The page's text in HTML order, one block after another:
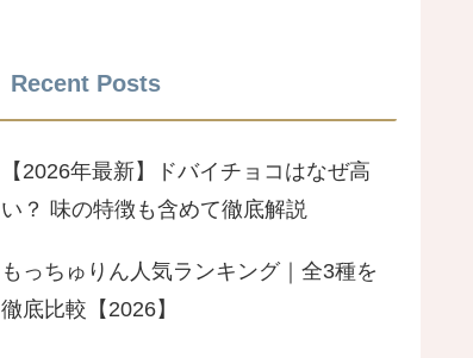
Recent Posts
【2026年最新】ドバイチョコはなぜ高
い？ 味の特徴も含めて徹底解説
もっちゅりん人気ランキング｜全3種を
徹底比較【2026】